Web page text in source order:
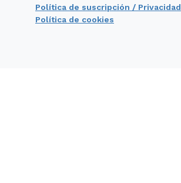
Política de suscripción / Privacidad
Política de cookies